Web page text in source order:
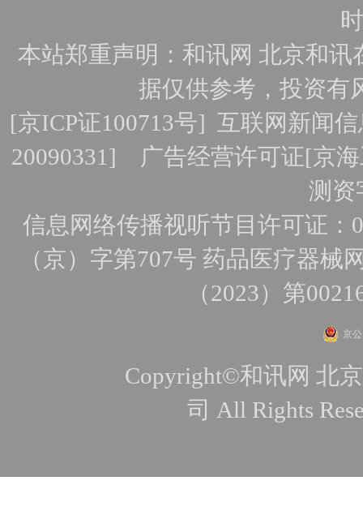
本站郑重声明：和讯网 北京和
据仅供参考，投资有
[京ICP证100713号]互联网新闻
20090331] 广告经营许可证[京
测资
信息网络传播视听节目许可证：
（京）字第707号 药品医疗器械
（2023）第
京
Copyright©和讯网 北
司 All Rights